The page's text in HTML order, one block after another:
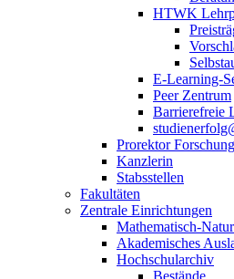
HTWK
E-Learning-
Peer Zentrum
Barrierefreie
Prorektor
Kanzlerin
Stabsstellen
Fakultäten
Zentrale Einrichtungen
Mathematisch-
Akademisches
Hochschularchiv
Bestände